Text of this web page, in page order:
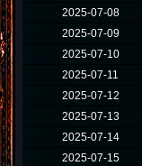
2025-07-08
2025-07-09
2025-07-10
2025-07-11
2025-07-12
2025-07-13
2025-07-14
2025-07-15